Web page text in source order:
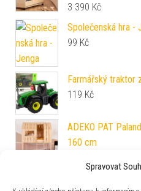
Spravovat
3 390 Kč
Společenská hra -
99 Kč
Farmářský traktor
119 Kč
ADEKO PAT
160 cm